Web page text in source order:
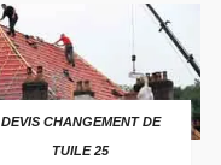
DEVIS CHANGEMENT DE
TUILE 25